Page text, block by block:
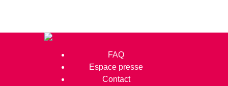
FAQ
Espace presse
Contact